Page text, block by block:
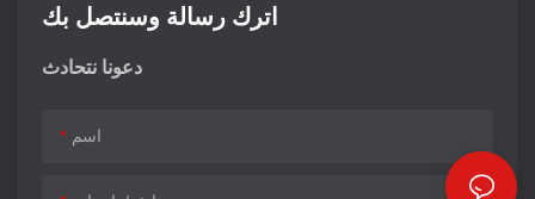
اترك رسالة وسنتصل بك
دعونا نتحادث
اسم